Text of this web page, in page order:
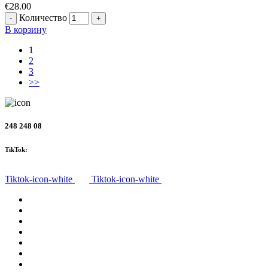
€28.00
Количество
В корзину
1
2
3
>>
248 248 08
TikTok:
Tiktok-icon-white
Tiktok-icon-white